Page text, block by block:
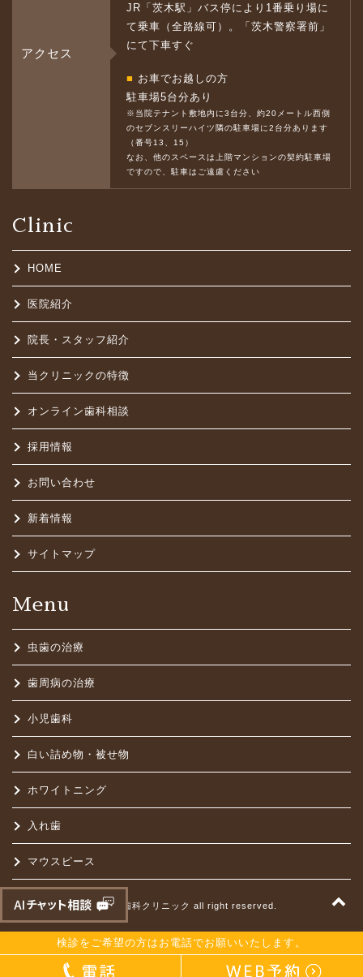
検診をご希望の方はお電話でお願いいたします。
Clinic
HOME
医院紹介
院長・スタッフ紹介
当クリニックの特徴
オンライン歯科相談
採用情報
お問い合わせ
新着情報
サイトマップ
Menu
虫歯の治療
歯周病の治療
小児歯科
白い詰め物・被せ物
ホワイトニング
入れ歯
マウスピース
アクセス
JR「茨木駅」バス停により1番乗り場に
て乗車（全路線可）。「茨木警察署前」
にて下車すぐ
■ お車でお越しの方
駐車場5台分あり
※当院テナント敷地内に3台分、約20メートル西側
のセブンスリーハイツ隣の駐車場に2台分あります
（番号13、15）
なお、他のスペースは上階マンションの契約駐車場
ですので、駐車はご遠慮ください
©はらだ歯科クリニック all right reserved.